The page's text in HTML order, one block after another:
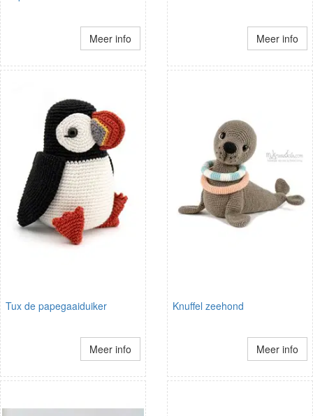
Meer info Meer info
Tux de papegaaiduiker
Meer info
Knuffel zeehond
Meer info